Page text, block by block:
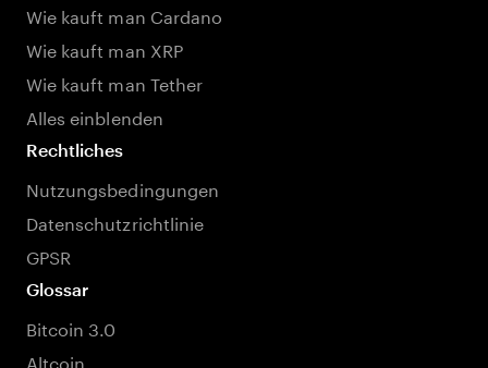
Wie kauft man Cardano
Wie kauft man XRP
Wie kauft man Tether
Alles einblenden
Rechtliches
Nutzungsbedingungen
Datenschutzrichtlinie
GPSR
Glossar
Bitcoin 3.0
Altcoin